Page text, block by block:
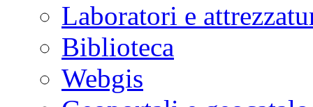
Laboratori e
Biblioteca
Webgis